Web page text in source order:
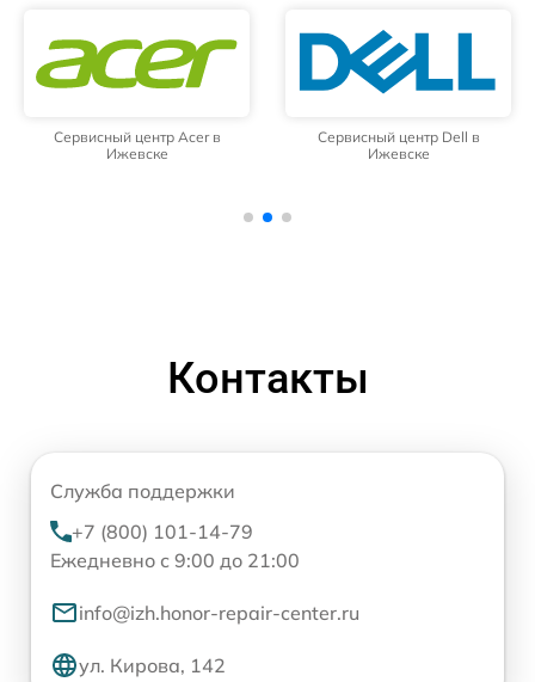
Сервисный центр Acer в
Ижевске
Сервисный центр Dell в
Ижевске
Контакты
Служба поддержки
+7 (800) 101-14-79
Ежедневно с 9:00 до 21:00
info@izh.honor-repair-center.ru
ул. Кирова, 142